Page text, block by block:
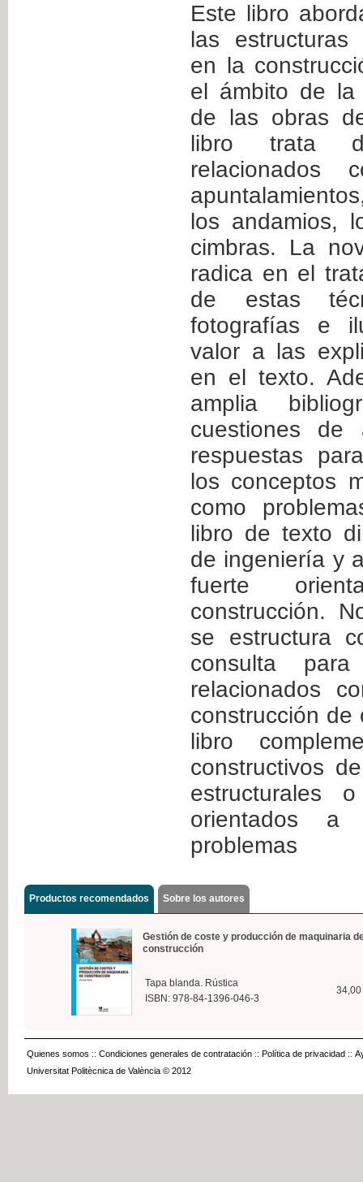
Este libro
las estructuras
en la
el ámbito de la
de las obras
libro trata
los andamios,
cimbras. La
radica en el
de estas
fotografías e
valor a las
en el texto.
amplia
cuestiones de
respuestas
los conceptos
como
libro de texto
de ingeniería y
fuerte
construcción.
se estructura
consulta
relacionados
construcción de
libro
constructivos
estructurales
orientados
problemas
Productos recomendados Sobre los autores
Gestión de coste y producción de maquinaria
construcción
Tapa blanda. Rústica
ISBN: 978-84-1396-046-3
34,00
Quienes somos :: Condiciones generales de contratación :: Política de privacidad ::
Universitat Politècnica de València © 2012